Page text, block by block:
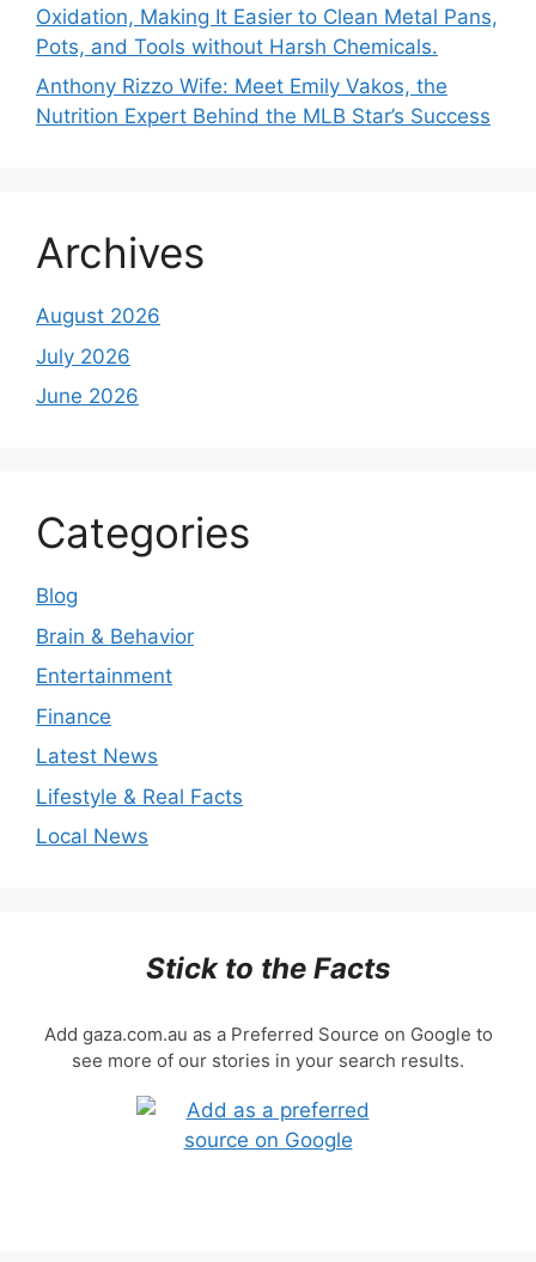
Oxidation, Making It Easier to Clean Metal Pans,
Pots, and Tools without Harsh Chemicals.
Anthony Rizzo Wife: Meet Emily Vakos, the
Nutrition Expert Behind the MLB Star’s Success
Archives
August 2026
July 2026
June 2026
Categories
Blog
Brain & Behavior
Entertainment
Finance
Latest News
Lifestyle & Real Facts
Local News
Stick to the Facts
Add gaza.com.au as a Preferred Source on Google to
see more of our stories in your search results.